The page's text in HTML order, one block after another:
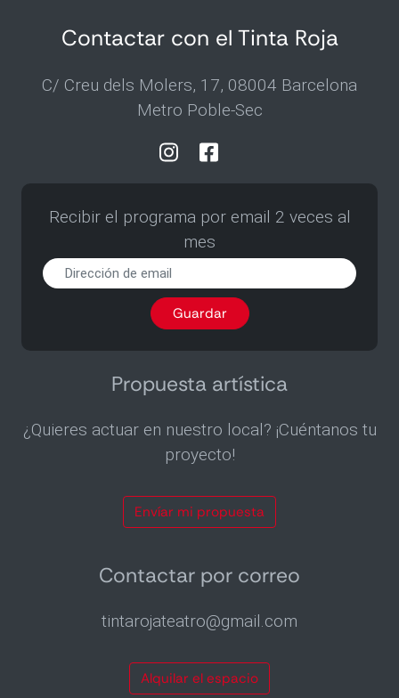
Contactar con el Tinta Roja
C/ Creu dels Molers, 17, 08004 Barcelona
Metro Poble-Sec
Recibir el programa por email 2 veces al
mes
programa
por
al
Guardar
Propuesta artística
¿Quieres actuar en nuestro local? ¡Cuéntanos tu
proyecto!
Envíar mi propuesta
Contactar por correo
tintarojateatro@gmail.com
Alquilar el espacio